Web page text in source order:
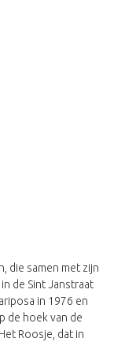
die samen met zijn
de Sint Janstraat
in 1976 en
de hoek van de
Roosje, dat in